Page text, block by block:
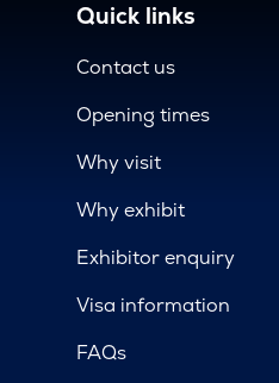
Quick links
Contact us
Opening times
Why visit
Why exhibit
Exhibitor enquiry
Visa information
FAQs